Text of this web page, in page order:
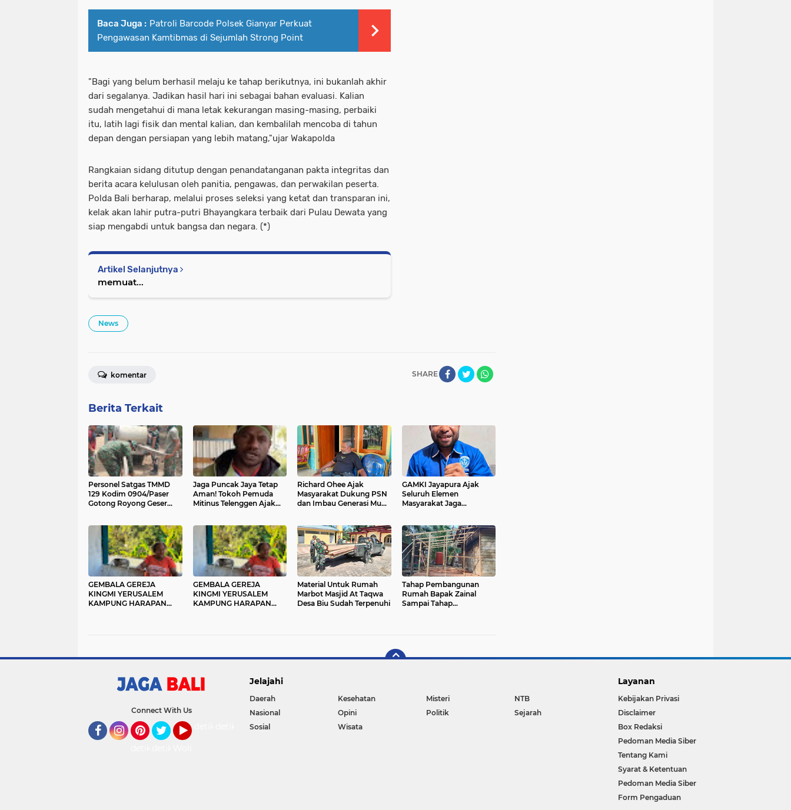
Baca Juga : Patroli Barcode Polsek Gianyar Perkuat
Pengawasan Kamtibmas di Sejumlah Strong Point
"Bagi yang belum berhasil melaju ke tahap berikutnya, ini bukanlah akhir
dari segalanya. Jadikan hasil hari ini sebagai bahan evaluasi. Kalian
sudah mengetahui di mana letak kekurangan masing-masing, perbaiki
itu, latih lagi fisik dan mental kalian, dan kembalilah mencoba di tahun
depan dengan persiapan yang lebih matang,"ujar Wakapolda
Rangkaian sidang ditutup dengan penandatanganan pakta integritas dan
berita acara kelulusan oleh panitia, pengawas, dan perwakilan peserta.
Polda Bali berharap, melalui proses seleksi yang ketat dan transparan ini,
kelak akan lahir putra-putri Bhayangkara terbaik dari Pulau Dewata yang
siap mengabdi untuk bangsa dan negara. (*)
Artikel Selanjutnya
memuat...
News
SHARE
komentar
Berita Terkait
Personel Satgas TMMD
129 Kodim 0904/Paser
Gotong Royong Geser
Jaga Puncak Jaya Tetap
Aman! Tokoh Pemuda
Mitinus Telenggen Ajak
Richard Ohee Ajak
Masyarakat Dukung PSN
dan Imbau Generasi Muda
GAMKI Jayapura Ajak
Seluruh Elemen
Masyarakat Jaga
GEMBALA GEREJA
KINGMI YERUSALEM
KAMPUNG HARAPAN
GEMBALA GEREJA
KINGMI YERUSALEM
KAMPUNG HARAPAN
Material Untuk Rumah
Marbot Masjid At Taqwa
Desa Biu Sudah Terpenuhi
Tahap Pembangunan
Rumah Bapak Zainal
Sampai Tahap
Connect With Us
detikTravel
Jelajahi
Daerah Kesehatan Misteri
NTB
Nasional
Opini Politik
Sejarah
Sosial
Wisata
Layanan
Kebijakan Privasi
Disclaimer
Box Redaksi
Pedoman Media Siber
Tentang Kami
Syarat & Ketentuan
Pedoman Media Siber
Form Pengaduan